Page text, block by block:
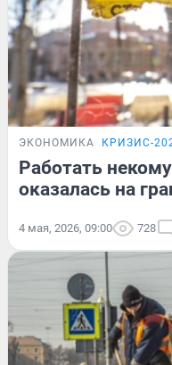
ЭКОНОМИКА КРИЗИС-
Работать
оказалась на
4 мая, 2026, 09:00 728